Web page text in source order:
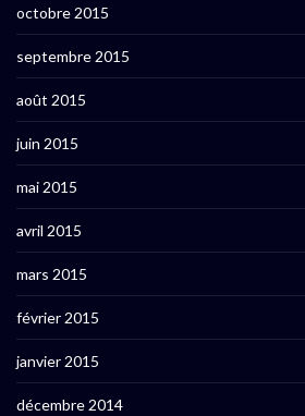
octobre 2015
septembre 2015
août 2015
juin 2015
mai 2015
avril 2015
mars 2015
février 2015
janvier 2015
décembre 2014